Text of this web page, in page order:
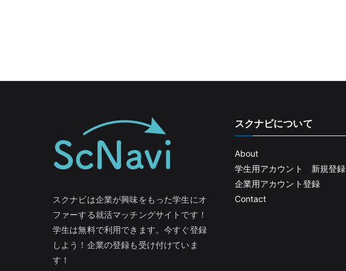
スクナビは企業が興味をもった学生にオ
ファーする就活マッチングサイトです！
学生は無料で利用できます。今すぐ登録
しよう！企業の登録も受け付けていま
す！
スクナビについて
About
学生用アカウント 新規登録
企業用アカウント登録
Contact